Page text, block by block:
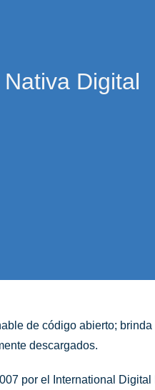
Digital
de código abierto; brinda
descargados.
por el International Digital